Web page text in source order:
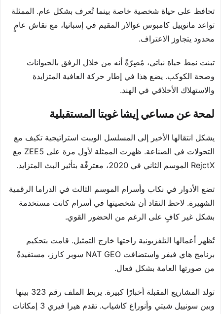
تحافظ على حياة شخصية خاصة بينما تُعرف بشكل عام. الممثلة
تواعد مانوييل كامبوس غوالار المقيم في إسبانيا، مع نقاش عامٍ
محدود يتجاوز الاعتراف.
تبنت نمط حياة نباتي، مُصِرّةً أنه من خلال الرفق بالحيوانات
وصحة الكوكب. يضع هذا في إطار حركة العافية المتزايدة
والاستهلاك الأخلاقي في الهند.
لمحة عن مساعي إيشا غوبتا المستقبلية
يشكل انتقالها الأخير إلى المسلسل الويبت استراتيجية تكيف مع
التحولات في الصناعة. ظهرت الممثلة لأول مرة على ZEE5 مع
RejctX الموسم الثاني في 2020، معترفًة بتأثير البث المتزايد.
تضع الأدوار في نكاب وأسرام الموسم الثالث في الدراما الرقمية
الشهيرة. لاحظ النقاد أن شخصيتها في أسرام كانت مستخدمة
بشكل غير كافٍ على الرغم من الحضور القوي.
تُظهر أعمالها التلفزيونية راحتها خارج التمثيل. قامت بتحكيم
برنامج هاي فيفر واستضافت NAT GEO سوبر كارز، مستفيدةً
من صورتها العامة بشكل فعال.
تولد المشاريع المقبلة أخبارًا كبيرة. يربط الملف رقم 323 بينها
وبين سونييل شيتي وأنوراغ كاشياب. تقدم هيرا فيري 3 إمكانات